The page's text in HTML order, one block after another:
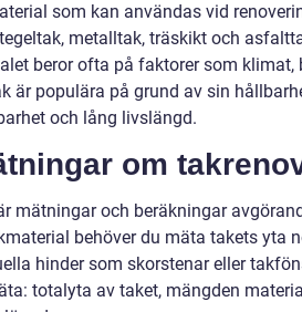
som kan användas vid
metalltak, träskikt och
beror ofta på faktorer som klimat,
är populära på grund av sin
och lång livslängd.
om
mätningar och beräkningar
behöver du mäta takets yta
hinder som skorstenar eller
totalyta av taket, mängden